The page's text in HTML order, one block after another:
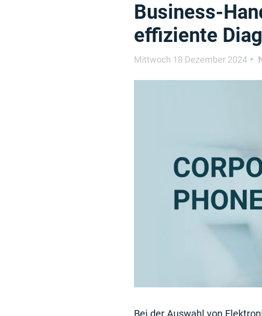
Business-
effiziente
Mittwoch 18 Dezember 2024
Bei der Auswahl von